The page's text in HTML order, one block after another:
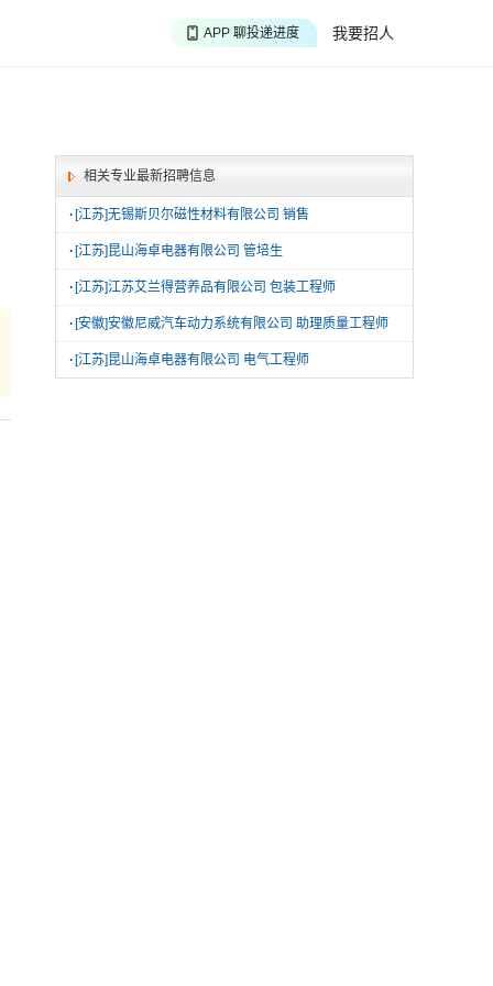
我要招人
APP 聊投递进度
相关专业最新招聘信息
· [江苏]无锡斯贝尔磁性材料有限公司 销售
· [江苏]昆山海卓电器有限公司 管培生
· [江苏]江苏艾兰得营养品有限公司 包装工程师
· [安徽]安徽尼威汽车动力系统有限公司 助理质量工程师
· [江苏]昆山海卓电器有限公司 电气工程师